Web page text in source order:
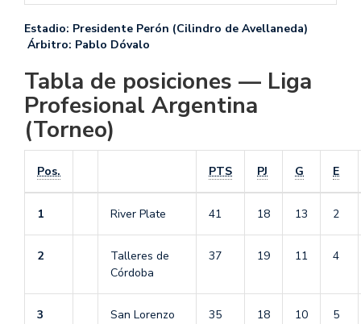
Estadio: Presidente Perón (Cilindro de Avellaneda)
Árbitro: Pablo Dóvalo
Tabla de posiciones — Liga
Profesional Argentina
(Torneo)
Pos. PTS PJ G E
1 River Plate 41 18 13 2
2
Talleres de
Córdoba
37 19 11 4
3 San Lorenzo 35 18 10 5